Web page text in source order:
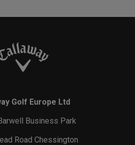
Golf Europe Ltd
Business Park
Road Chessington